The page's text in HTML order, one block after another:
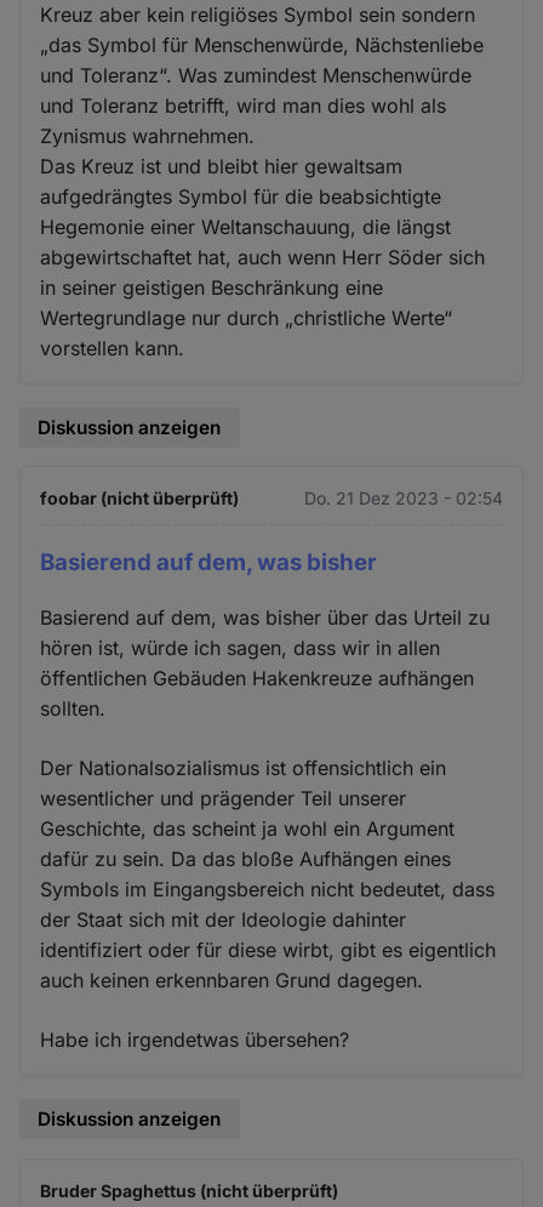
Kreuz aber kein religiöses Symbol sein sondern
„das Symbol für Menschenwürde, Nächstenliebe
und Toleranz“. Was zumindest Menschenwürde
und Toleranz betrifft, wird man dies wohl als
Zynismus wahrnehmen.
Das Kreuz ist und bleibt hier gewaltsam
aufgedrängtes Symbol für die beabsichtigte
Hegemonie einer Weltanschauung, die längst
abgewirtschaftet hat, auch wenn Herr Söder sich
in seiner geistigen Beschränkung eine
Wertegrundlage nur durch „christliche Werte“
vorstellen kann.
Diskussion anzeigen
foobar (nicht überprüft) Do. 21 Dez 2023 - 02:54
Basierend auf dem, was bisher
Basierend auf dem, was bisher über das Urteil zu
hören ist, würde ich sagen, dass wir in allen
öffentlichen Gebäuden Hakenkreuze aufhängen
sollten.
Der Nationalsozialismus ist offensichtlich ein
wesentlicher und prägender Teil unserer
Geschichte, das scheint ja wohl ein Argument
dafür zu sein. Da das bloße Aufhängen eines
Symbols im Eingangsbereich nicht bedeutet, dass
der Staat sich mit der Ideologie dahinter
identifiziert oder für diese wirbt, gibt es eigentlich
auch keinen erkennbaren Grund dagegen.
Habe ich irgendetwas übersehen?
Diskussion anzeigen
Bruder Spaghettus (nicht überprüft)